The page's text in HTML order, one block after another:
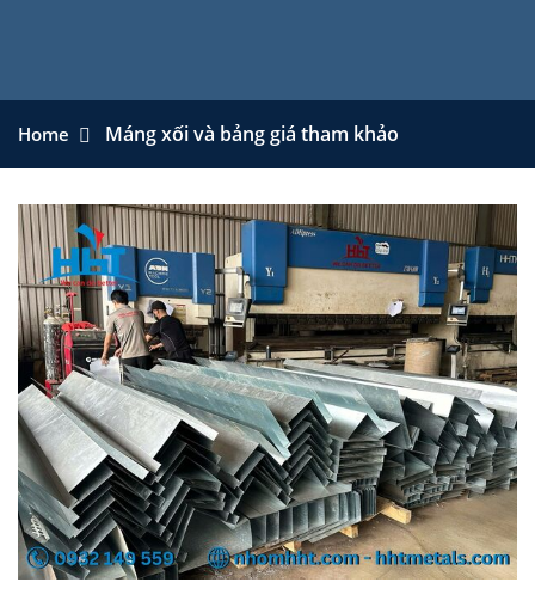
Home Máng xối và bảng giá tham khảo